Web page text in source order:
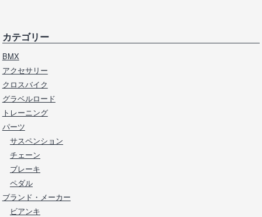
カテゴリー
BMX
アクセサリー
クロスバイク
グラベルロード
トレーニング
パーツ
サスペンション
チェーン
ブレーキ
ペダル
ブランド・メーカー
ビアンキ